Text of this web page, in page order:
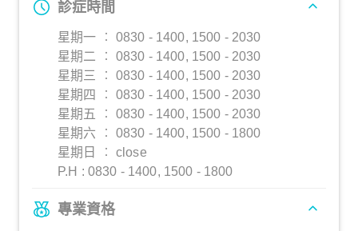
診症時間
星期一 ︰ 0830 - 1400, 1500 - 2030
星期二 ︰ 0830 - 1400, 1500 - 2030
星期三 ︰ 0830 - 1400, 1500 - 2030
星期四 ︰ 0830 - 1400, 1500 - 2030
星期五 ︰ 0830 - 1400, 1500 - 2030
星期六 ︰ 0830 - 1400, 1500 - 1800
星期日 ︰ close
P.H : 0830 - 1400, 1500 - 1800
專業資格